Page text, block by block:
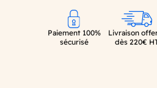
Paiement 100%
sécurisé
Livraison
dès 220€